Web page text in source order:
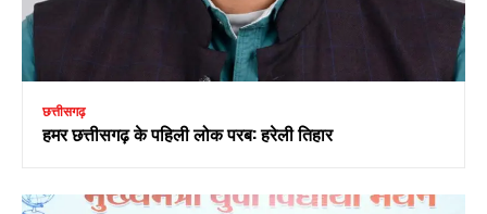
छत्तीसगढ़
हमर छत्तीसगढ़ के पहिली लोक परब: हरेली तिहार